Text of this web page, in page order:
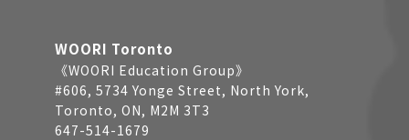
WOORI Toronto
《WOORI Education Group》
#606, 5734 Yonge Street, North York,
Toronto, ON, M2M 3T3
647-514-1679